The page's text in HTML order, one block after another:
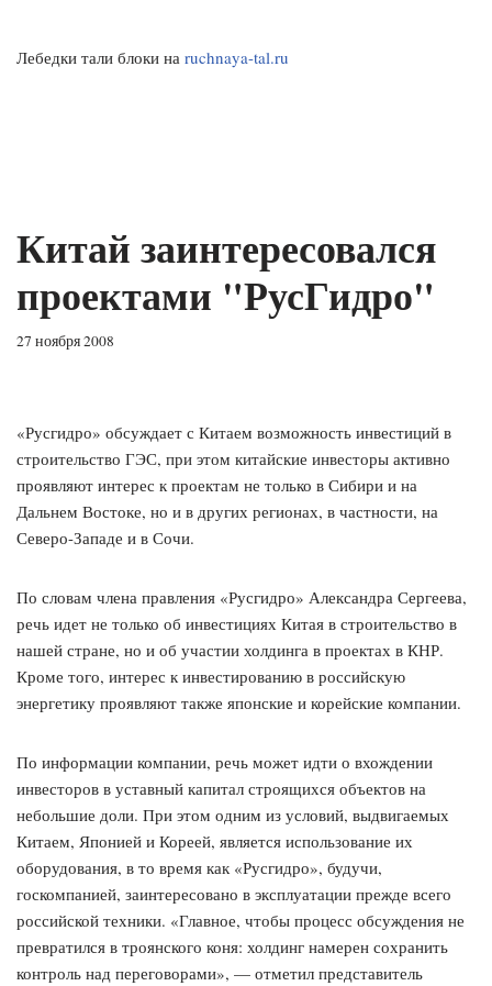
Лебедки тали блоки на ruchnaya-tal.ru
Китай заинтересовался
проектами "РусГидро"
27 ноября 2008
«Русгидро» обсуждает с Китаем возможность инвестиций в
строительство ГЭС, при этом китайские инвесторы активно
проявляют интерес к проектам не только в Сибири и на
Дальнем Востоке, но и в других регионах, в частности, на
Северо-Западе и в Сочи.
По словам члена правления «Русгидро» Александра Сергеева,
речь идет не только об инвестициях Китая в строительство в
нашей стране, но и об участии холдинга в проектах в КНР.
Кроме того, интерес к инвестированию в российскую
энергетику проявляют также японские и корейские компании.
По информации компании, речь может идти о вхождении
инвесторов в уставный капитал строящихся объектов на
небольшие доли. При этом одним из условий, выдвигаемых
Китаем, Японией и Кореей, является использование их
оборудования, в то время как «Русгидро», будучи,
госкомпанией, заинтересовано в эксплуатации прежде всего
российской техники. «Главное, чтобы процесс обсуждения не
превратился в троянского коня: холдинг намерен сохранить
контроль над переговорами», — отметил представитель